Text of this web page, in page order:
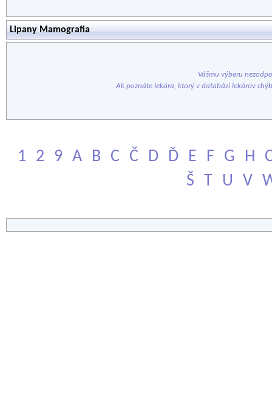
Lipany Mamografia
Vášmu výberu
Ak poznáte lekára, ktorý v databázi lekárov
1 2 9 A B C Č D Ď E F G H
Š
T U V